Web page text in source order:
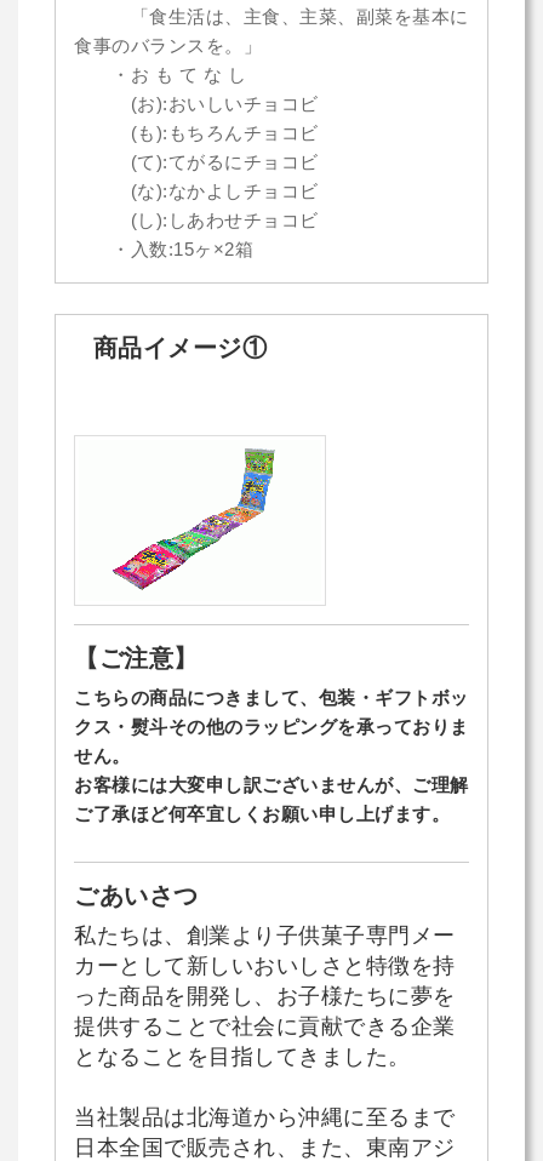
「食生活は、主食、主菜、副菜を基本に
食事のバランスを。」
・お も て な し
(お):おいしいチョコビ
(も):もちろんチョコビ
(て):てがるにチョコビ
(な):なかよしチョコビ
(し):しあわせチョコビ
・入数:15ヶ×2箱
⠀商品イメージ①
【ご注意】
こちらの商品につきまして、包装・ギフトボッ
クス・熨斗その他のラッピングを承っておりま
せん。
お客様には大変申し訳ございませんが、ご理解
ご了承ほど何卒宜しくお願い申し上げます。
ごあいさつ
私たちは、創業より子供菓子専門メー
カーとして新しいおいしさと特徴を持
った商品を開発し、お子様たちに夢を
提供することで社会に貢献できる企業
となることを目指してきました。
当社製品は北海道から沖縄に至るまで
日本全国で販売され、また、東南アジ